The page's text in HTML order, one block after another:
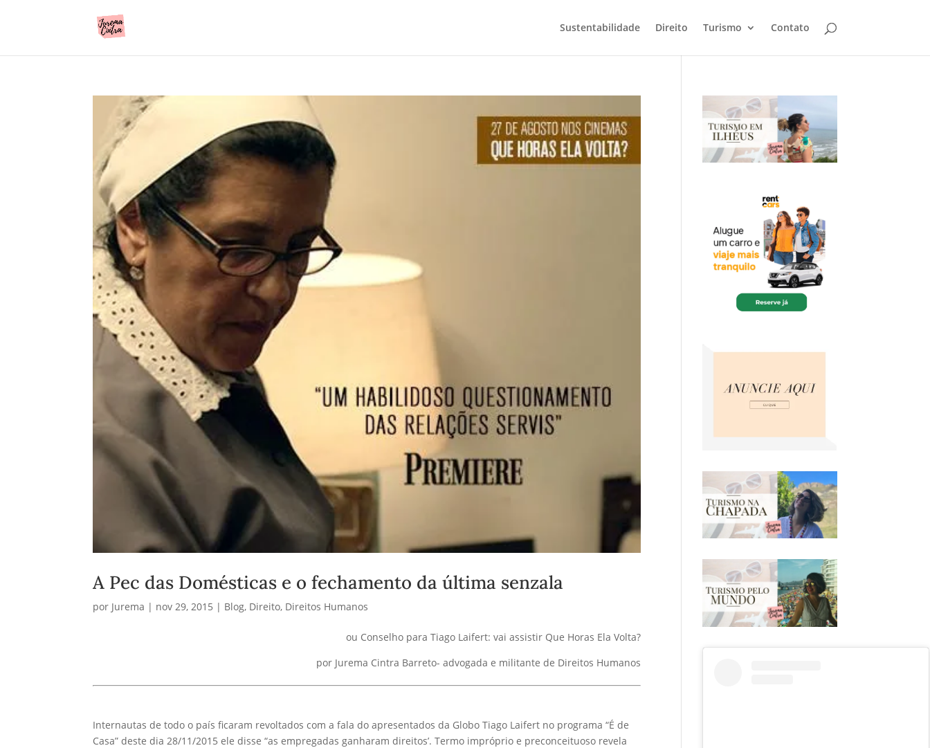
Sustentabilidade Direito Turismo Contato
A Pec das Domésticas e o fechamento da última senzala
por Jurema | nov 29, 2015 | Blog, Direito, Direitos Humanos
ou Conselho para Tiago Laifert: vai assistir Que Horas Ela Volta?
por Jurema Cintra Barreto- advogada e militante de Direitos Humanos
Internautas de todo o país ficaram revoltados com a fala do apresentados da Globo Tiago Laifert no programa “É de
Casa” deste dia 28/11/2015 ele disse “as empregadas ganharam direitos’. Termo impróprio e preconceituoso revela